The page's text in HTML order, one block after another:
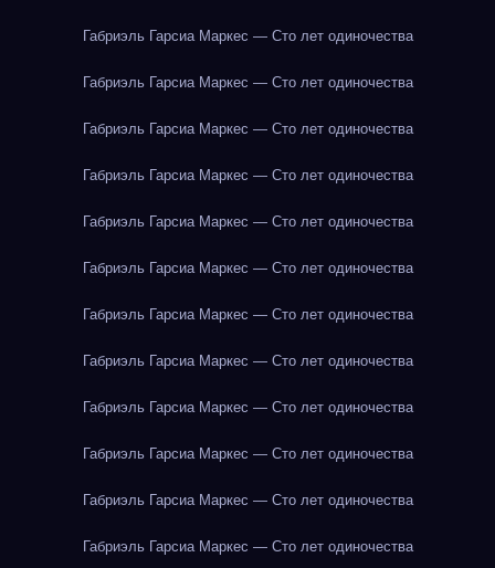
Габриэль Гарсиа Маркес — Сто лет одиночества
Габриэль Гарсиа Маркес — Сто лет одиночества
Габриэль Гарсиа Маркес — Сто лет одиночества
Габриэль Гарсиа Маркес — Сто лет одиночества
Габриэль Гарсиа Маркес — Сто лет одиночества
Габриэль Гарсиа Маркес — Сто лет одиночества
Габриэль Гарсиа Маркес — Сто лет одиночества
Габриэль Гарсиа Маркес — Сто лет одиночества
Габриэль Гарсиа Маркес — Сто лет одиночества
Габриэль Гарсиа Маркес — Сто лет одиночества
Габриэль Гарсиа Маркес — Сто лет одиночества
Габриэль Гарсиа Маркес — Сто лет одиночества